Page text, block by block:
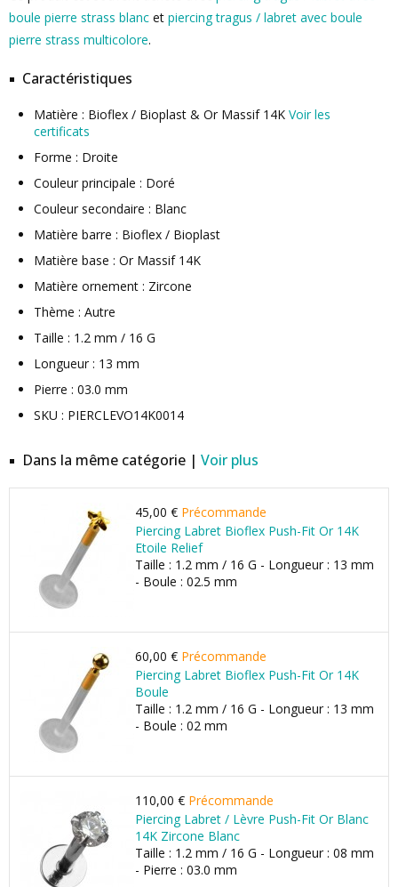
boule pierre strass blanc et piercing tragus / labret avec boule
pierre strass multicolore.
Caractéristiques
Matière : Bioflex / Bioplast & Or Massif 14K Voir les
certificats
Forme : Droite
Couleur principale : Doré
Couleur secondaire : Blanc
Matière barre : Bioflex / Bioplast
Matière base : Or Massif 14K
Matière ornement : Zircone
Thème : Autre
Taille : 1.2 mm / 16 G
Longueur : 13 mm
Pierre : 03.0 mm
SKU : PIERCLEVO14K0014
Dans la même catégorie | Voir plus
45,00 € Précommande
Piercing Labret Bioflex Push-Fit Or 14K
Etoile Relief
Taille : 1.2 mm / 16 G - Longueur : 13 mm
- Boule : 02.5 mm
60,00 € Précommande
Piercing Labret Bioflex Push-Fit Or 14K
Boule
Taille : 1.2 mm / 16 G - Longueur : 13 mm
- Boule : 02 mm
110,00 € Précommande
Piercing Labret / Lèvre Push-Fit Or Blanc
14K Zircone Blanc
Taille : 1.2 mm / 16 G - Longueur : 08 mm
- Pierre : 03.0 mm